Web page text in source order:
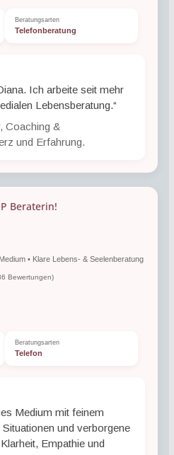
Beratungsarten
Telefonberatung
Ich arbeite seit mehr
Lebensberatung.“
Coaching &
und Erfahrung.
Beraterin!
• Klare Lebens- & Seelenberatung
Bewertungen)
Beratungsarten
Telefon
Medium mit feinem
und verborgene
Empathie und